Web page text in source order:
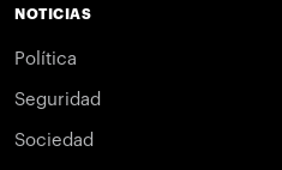
NOTICIAS
Política
Seguridad
Sociedad